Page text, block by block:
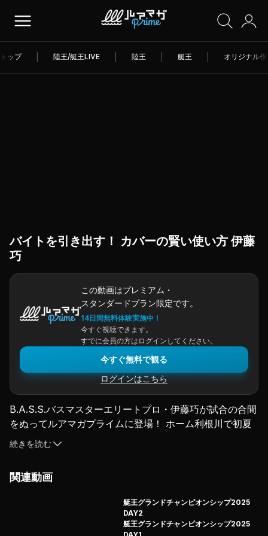
トップ 陸王/艇王LIVE 陸王 艇王 オリジナル
バイトを引き出す！ カバーの賢い使い方 伊藤
巧
この動画はプレミアム・
スタンダードプラン限定です。
14日間無料体験実施中！
今すぐ視聴できます。
すでに会員の方はログインしてください。
今すぐ無料で観る
ログインはこちら
B.A.S.S.バスマスターエリートプロ・伊藤巧が試合の合間
をぬってルアマガプライムに登場！ ホーム利根川で初夏
のカバー攻略に挑む！ 広大なフィールドでバックウォッ
シュ（逆流）を味方につけ、数少ないバスを抜いていく伊
藤さんのカバー理論とは!? ロコアングラーも驚く連発劇
続きを読む
関連動画
艇王グランドチャンピオンシップ2025
DAY2
艇王グランドチャンピオンシップ2025